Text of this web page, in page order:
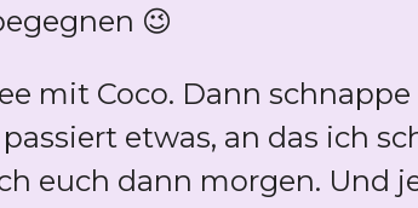
😉
mit Coco. Dann
etwas, an das ich
euch dann morgen. Und